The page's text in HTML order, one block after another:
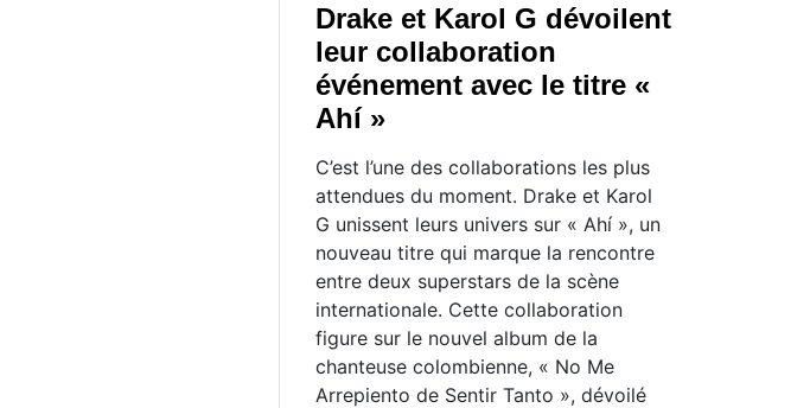
Drake et Karol G dévoilent
leur collaboration
événement avec le titre «
Ahí »
C’est l’une des collaborations les plus
attendues du moment. Drake et Karol
G unissent leurs univers sur « Ahí », un
nouveau titre qui marque la rencontre
entre deux superstars de la scène
internationale. Cette collaboration
figure sur le nouvel album de la
chanteuse colombienne, « No Me
Arrepiento de Sentir Tanto », dévoilé